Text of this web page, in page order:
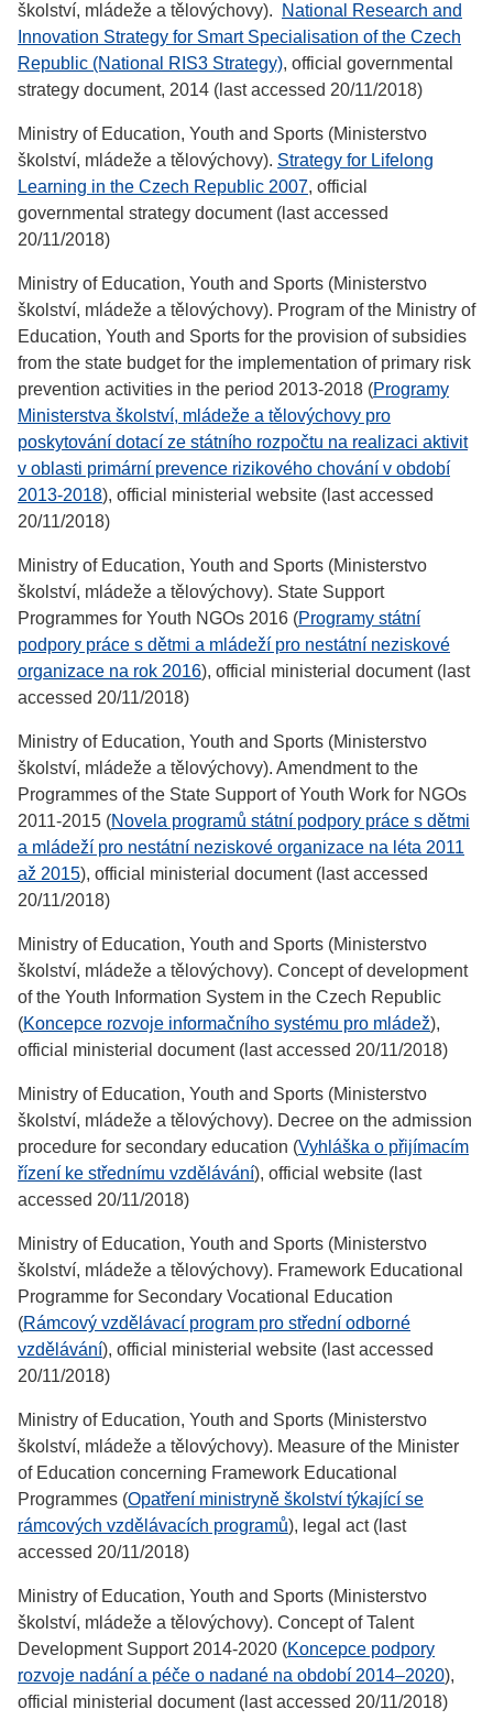
školství, mládeže a tělovýchovy).
National Research and
Innovation Strategy for Smart Specialisation of the Czech
Republic (National RIS3 Strategy), official governmental
strategy document, 2014 (last accessed 20/11/2018)
Ministry of Education, Youth and Sports (Ministerstvo
školství, mládeže a tělovýchovy). Strategy for Lifelong
Learning in the Czech Republic 2007, official
governmental strategy document (last accessed
20/11/2018)
Ministry of Education, Youth and Sports (Ministerstvo
školství, mládeže a tělovýchovy). Program of the Ministry of
Education, Youth and Sports for the provision of subsidies
from the state budget for the implementation of primary risk
prevention activities in the period 2013-2018 (Programy
Ministerstva školství, mládeže a tělovýchovy pro
poskytování dotací ze státního rozpočtu na realizaci aktivit
v oblasti primární prevence rizikového chování v období
2013-2018), official ministerial website (last accessed
20/11/2018)
Ministry of Education, Youth and Sports (Ministerstvo
školství, mládeže a tělovýchovy). State Support
Programmes for Youth NGOs 2016 (Programy státní
podpory práce s dětmi a mládeží pro nestátní neziskové
organizace na rok 2016), official ministerial document (last
accessed 20/11/2018)
Ministry of Education, Youth and Sports (Ministerstvo
školství, mládeže a tělovýchovy). Amendment to the
Programmes of the State Support of Youth Work for NGOs
2011-2015 (Novela programů státní podpory práce s dětmi
a mládeží pro nestátní neziskové organizace na léta 2011
až 2015), official ministerial document (last accessed
20/11/2018)
Ministry of Education, Youth and Sports (Ministerstvo
školství, mládeže a tělovýchovy). Concept of development
of the Youth Information System in the Czech Republic
(Koncepce rozvoje informačního systému pro mládež),
official ministerial document (last accessed 20/11/2018)
Ministry of Education, Youth and Sports (Ministerstvo
školství, mládeže a tělovýchovy). Decree on the admission
procedure for secondary education (Vyhláška o přijímacím
řízení ke střednímu vzdělávání), official website (last
accessed 20/11/2018)
Ministry of Education, Youth and Sports (Ministerstvo
školství, mládeže a tělovýchovy). Framework Educational
Programme for Secondary Vocational Education
(Rámcový vzdělávací program pro střední odborné
vzdělávání), official ministerial website (last accessed
20/11/2018)
Ministry of Education, Youth and Sports (Ministerstvo
školství, mládeže a tělovýchovy). Measure of the Minister
of Education concerning Framework Educational
Programmes (Opatření ministryně školství týkající se
rámcových vzdělávacích programů), legal act (last
accessed 20/11/2018)
Ministry of Education, Youth and Sports (Ministerstvo
školství, mládeže a tělovýchovy). Concept of Talent
Development Support 2014-2020 (Koncepce podpory
rozvoje nadání a péče o nadané na období 2014–2020),
official ministerial document (last accessed 20/11/2018)